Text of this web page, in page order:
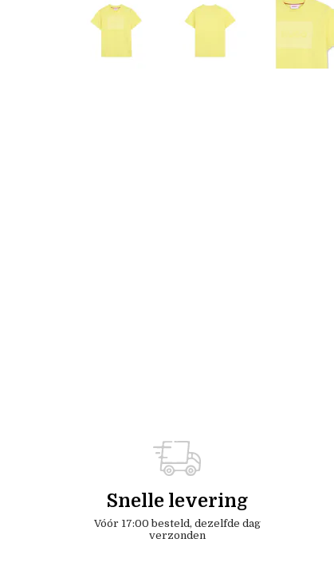
Snelle levering
Vóór 17:00 besteld, dezelfde dag
verzonden